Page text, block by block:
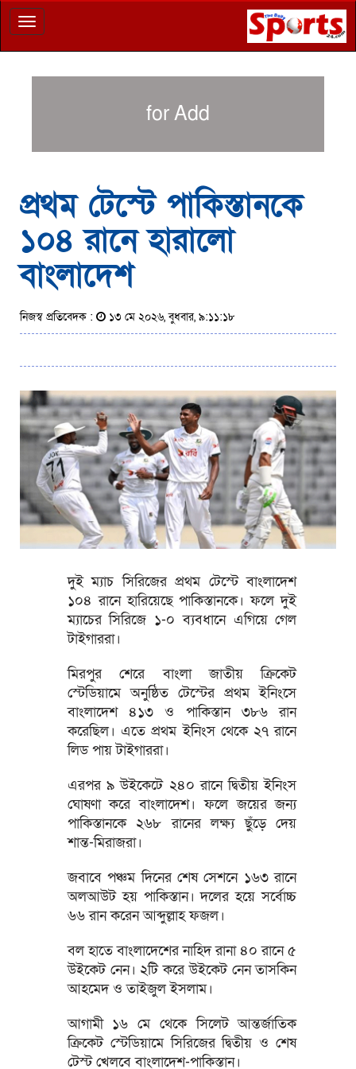
Toggle
navigation
for Add
প্রথম টেস্টে পাকিস্তানকে
১০৪ রানে হারালো
বাংলাদেশ
নিজস্ব প্রতিবেদক : ১৩ মে ২০২৬, বুধবার, ৯:১১:১৮
দুই ম্যাচ সিরিজের প্রথম টেস্টে বাংলাদেশ
১০৪ রানে হারিয়েছে পাকিস্তানকে। ফলে দুই
ম্যাচের সিরিজে ১-০ ব্যবধানে এগিয়ে গেল
টাইগাররা।
মিরপুর শেরে বাংলা জাতীয় ক্রিকেট
স্টেডিয়ামে অনুষ্ঠিত টেস্টের প্রথম ইনিংসে
বাংলাদেশ ৪১৩ ও পাকিস্তান ৩৮৬ রান
করেছিল। এতে প্রথম ইনিংস থেকে ২৭ রানে
লিড পায় টাইগাররা।
এরপর ৯ উইকেটে ২৪০ রানে দ্বিতীয় ইনিংস
ঘোষণা করে বাংলাদেশ। ফলে জয়ের জন্য
পাকিস্তানকে ২৬৮ রানের লক্ষ্য ছুঁড়ে দেয়
শান্ত-মিরাজরা।
জবাবে পঞ্চম দিনের শেষ সেশনে ১৬৩ রানে
অলআউট হয় পাকিস্তান। দলের হয়ে সর্বোচ্চ
৬৬ রান করেন আব্দুল্লাহ ফজল।
বল হাতে বাংলাদেশের নাহিদ রানা ৪০ রানে ৫
উইকেট নেন। ২টি করে উইকেট নেন তাসকিন
আহমেদ ও তাইজুল ইসলাম।
আগামী ১৬ মে থেকে সিলেট আন্তর্জাতিক
ক্রিকেট স্টেডিয়ামে সিরিজের দ্বিতীয় ও শেষ
টেস্ট খেলবে বাংলাদেশ-পাকিস্তান।